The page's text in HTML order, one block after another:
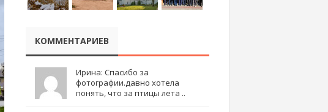
КОММЕНТАРИЕВ
Ирина: Спасибо за
фотографии.давно хотела
понять, что за птицы лета ..